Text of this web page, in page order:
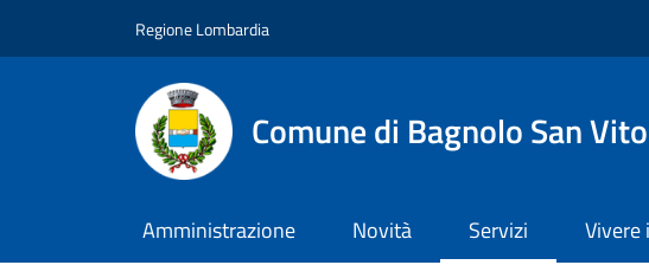
Regione Lombardia
Comune di Bagnolo San Vito
Amministrazione Novità Servizi Vivere